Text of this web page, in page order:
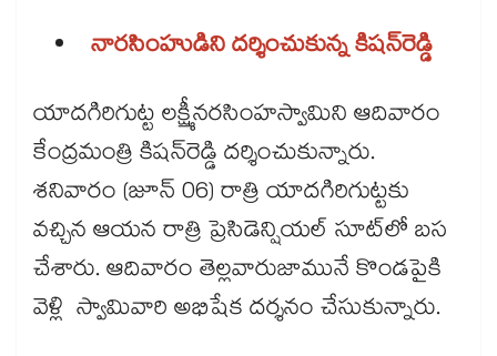
నారసింహుడిని దర్శించుకున్న కిషన్‌‌‌‌రెడ్డి
యాదగిరిగుట్ట లక్ష్మీనరసింహస్వామిని ఆదివారం
కేంద్రమంత్రి కిషన్‌‌‌‌రెడ్డి దర్శించుకున్నారు.
శనివారం (జూన్ 06) రాత్రి యాదగిరిగుట్టకు
వచ్చిన ఆయన రాత్రి ప్రెసిడెన్షియల్‌‌‌‌ సూట్‌‌‌‌లో బస
చేశారు. ఆదివారం తెల్లవారుజామునే కొండపైకి
వెళ్లి స్వామివారి అభిషేక దర్శనం చేసుకున్నారు.